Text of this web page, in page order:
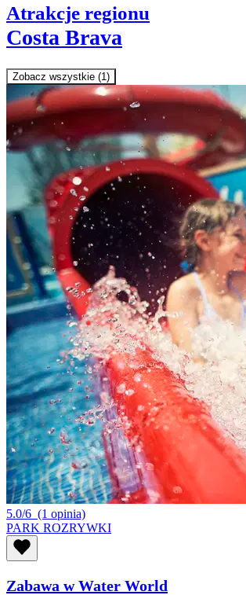
Atrakcje regionu
Costa Brava
Zobacz wszystkie (1)
5.0/6 (1 opinia)
PARK ROZRYWKI
Zabawa w Water World